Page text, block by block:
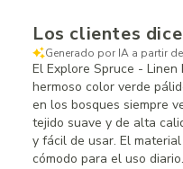
Los clientes
Generado por IA a partir
El Explore Spruce -
hermoso color verde
en los bosques siempre
tejido suave y de alta
y fácil de usar. El
cómodo para el uso diario.